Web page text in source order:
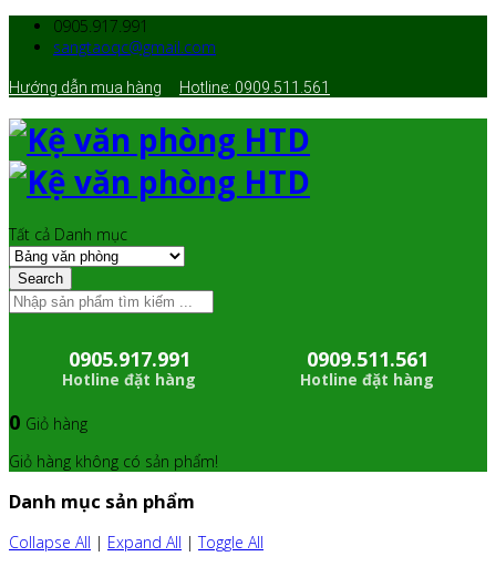
0905.917.991
sangtaoqc@gmail.com
Hướng dẫn mua hàng Hotline: 0909.511.561
Tất cả Danh mục
Search
0905.917.991
Hotline đặt hàng
0909.511.561
Hotline đặt hàng
0 Giỏ hàng
Giỏ hàng không có sản phẩm!
Danh mục sản phẩm
Collapse All | Expand All |Toggle All